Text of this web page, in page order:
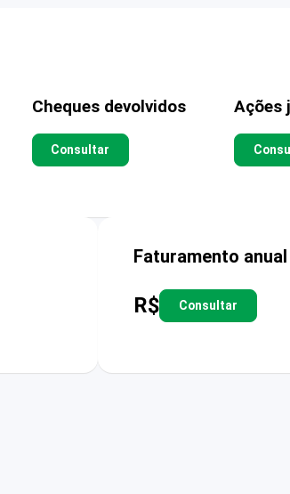
Cheques devolvidos
Consultar
Ações
Faturamento anual
R$ Consultar